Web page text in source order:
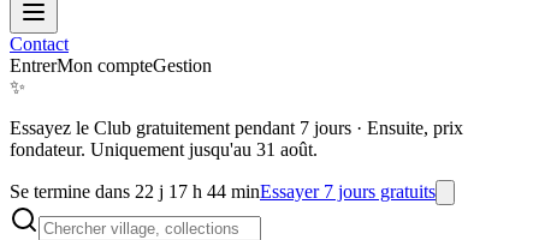
Contact
EntrerMon compteGestion
✨
Essayez le Club gratuitement pendant 7 jours · Ensuite, prix
fondateur. Uniquement jusqu'au 31 août.
Se termine dans 22 j 17 h 44 minEssayer 7 jours gratuits